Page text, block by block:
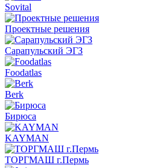
Sovital
Проектные решения
Сарапульский ЭГЗ
Foodatlas
Berk
Бирюса
KAYMAN
ТОРГМАШ г.Пермь